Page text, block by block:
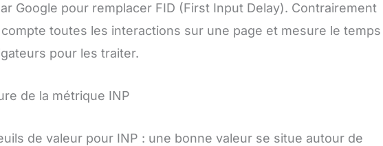
Google pour remplacer FID (First Input Delay). Contrairement
compte toutes les interactions sur une page et mesure le temps
pour les traiter.
de la métrique INP
de valeur pour INP : une bonne valeur se situe autour de